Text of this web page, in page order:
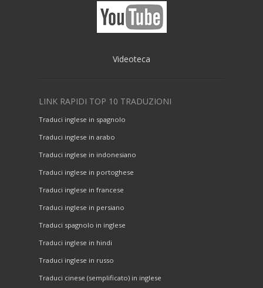
Videoteca
LINK RAPIDI TOP 10 TRADUZIONI
Traduci inglese in spagnolo
Traduci inglese in arabo
Traduci inglese in indonesiano
Traduci inglese in portoghese
Traduci inglese in francese
Traduci inglese in persiano
Traduci spagnolo in inglese
Traduci inglese in hindi
Traduci inglese in russo
Traduci cinese (semplificato) in inglese